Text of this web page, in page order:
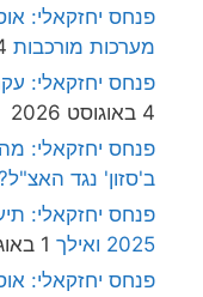
פנחס יחזקאלי:
מערכות מורכבות 4
פנחס יחזקאלי:
4 באוגוסט 2026
פנחס יחזקאלי:
ב'סזון' נגד
פנחס יחזקאלי:
2025 ואילך
1 באוגוסט 2026
פנחס יחזקאלי: